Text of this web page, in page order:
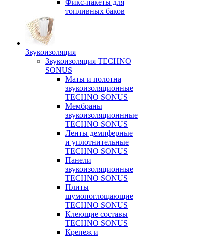
Фикс-пакеты для
топливных баков
Звукоизоляция
Звукоизоляция TECHNO
SONUS
Маты и полотна
звукоизоляционные
TECHNO SONUS
Мембраны
звукоизоляционнные
TECHNO SONUS
Ленты демпферные
и уплотнительные
TECHNO SONUS
Панели
звукоизоляционные
TECHNO SONUS
Плиты
шумопоглощающие
TECHNO SONUS
Клеющие составы
TECHNO SONUS
Крепеж и